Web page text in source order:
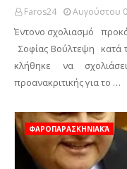
Faros24 Αυγούστου
Έντονο σχολιασμό
Σοφίας Βούλτεψη κατά
κλήθηκε να
προανακριτικής για το …
ΦΑΡΟΠΑΡΑΣΚΗΝΙΑΚΆ